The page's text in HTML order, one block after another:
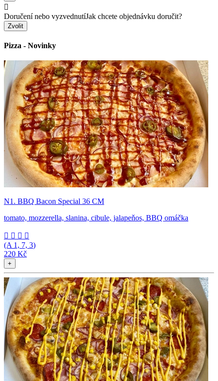

Doručení nebo vyzvednutíJak chcete objednávku doručit?
Zvolit
Pizza - Novinky
N1. BBQ Bacon Special 36 CM
tomato, mozzerella, slanina, cibule, jalapeňos, BBQ omáčka
   
(A 1, 7, 3)
220 Kč
+